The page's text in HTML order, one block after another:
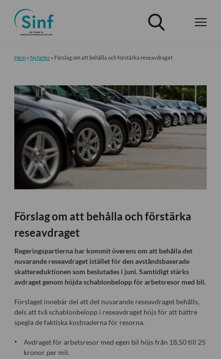
Hem» Nyheter» Förslag om att behålla och förstärka reseavdraget
Förslag om att behålla och förstärka
reseavdraget
Regeringspartierna har kommit överens om att behålla det
nuvarande reseavdraget istället för den avståndsbaserade
skattereduktionen som beslutades i juni. Samtidigt stärks
avdraget genom höjda schablonbelopp för arbetsresor med bil.
Förslaget innebär del att det nuvarande reseavdraget behålls,
dels att två schablonbelopp i reseavdraget höjs för att bättre
spegla de faktiska kostnaderna för resorna.
Avdraget för arbetsresor med egen bil höjs från 18,50 till 25
kronor per mil.